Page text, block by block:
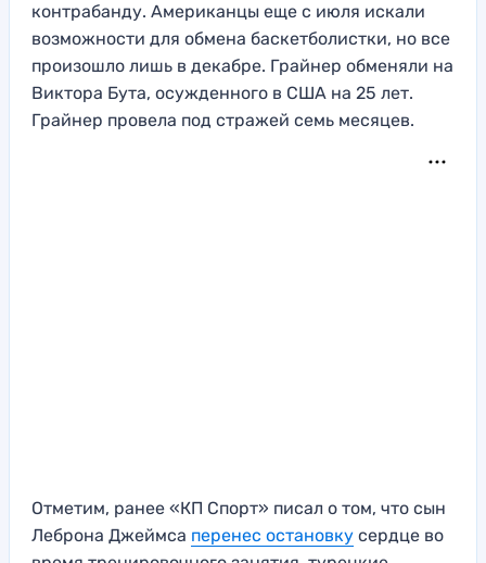
контрабанду. Американцы еще с июля искали
возможности для обмена баскетболистки, но все
произошло лишь в декабре. Грайнер обменяли на
Виктора Бута, осужденного в США на 25 лет.
Грайнер провела под стражей семь месяцев.
Отметим, ранее «КП Спорт» писал о том, что сын
Леброна Джеймса перенес остановку сердце во